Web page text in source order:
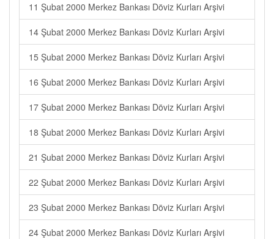
11 Şubat 2000 Merkez Bankası Döviz Kurları Arşivi
14 Şubat 2000 Merkez Bankası Döviz Kurları Arşivi
15 Şubat 2000 Merkez Bankası Döviz Kurları Arşivi
16 Şubat 2000 Merkez Bankası Döviz Kurları Arşivi
17 Şubat 2000 Merkez Bankası Döviz Kurları Arşivi
18 Şubat 2000 Merkez Bankası Döviz Kurları Arşivi
21 Şubat 2000 Merkez Bankası Döviz Kurları Arşivi
22 Şubat 2000 Merkez Bankası Döviz Kurları Arşivi
23 Şubat 2000 Merkez Bankası Döviz Kurları Arşivi
24 Şubat 2000 Merkez Bankası Döviz Kurları Arşivi